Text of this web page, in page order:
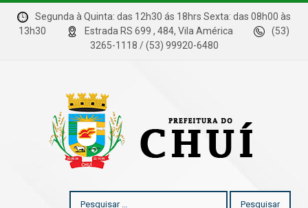
Segunda à Quinta: das 12h30 ás 18hrs Sexta: das 08h00 às
13h30
Estrada RS 699 , 484, Vila América
(53)
3265-1118 / (53) 99920-6480